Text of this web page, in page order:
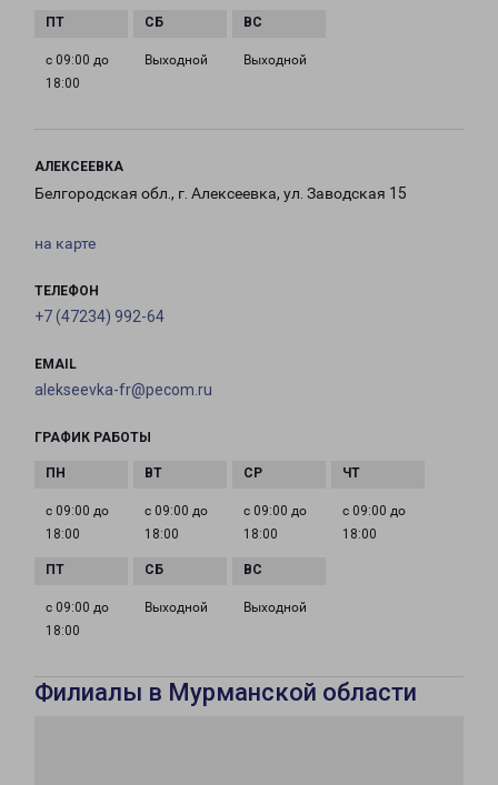
с 09:00 до
18:00
Выходной Выходной
АЛЕКСЕЕВКА
Белгородская обл., г. Алексеевка, ул. Заводская 15
на карте
ТЕЛЕФОН
+7 (47234) 992-64
EMAIL
alekseevka-fr@pecom.ru
ГРАФИК РАБОТЫ
с 09:00 до
18:00
с 09:00 до
18:00
с 09:00 до
18:00
с 09:00 до
18:00
с 09:00 до
18:00
Выходной Выходной
Филиалы в Мурманской области